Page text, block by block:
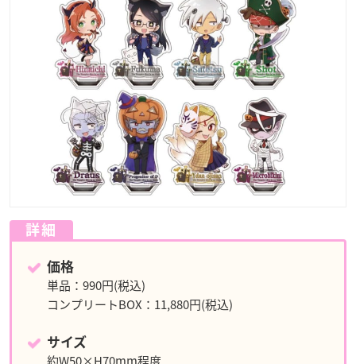
詳細
価格
単品：990円(税込)
コンプリートBOX：11,880円(税込)
サイズ